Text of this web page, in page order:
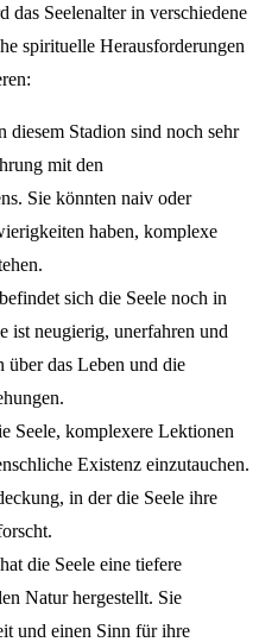
das Seelenalter in verschiedene
spirituelle Herausforderungen
diesem Stadion sind noch sehr
mit den
Sie könnten naiv oder
haben, komplexe
sich die Seele noch in
ist neugierig, unerfahren und
über das Leben und die
Seele, komplexere Lektionen
Existenz einzutauchen.
in der die Seele ihre
die Seele eine tiefere
Natur hergestellt. Sie
und einen Sinn für ihre